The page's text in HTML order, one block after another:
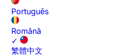
Português
Română
✓
繁體中文